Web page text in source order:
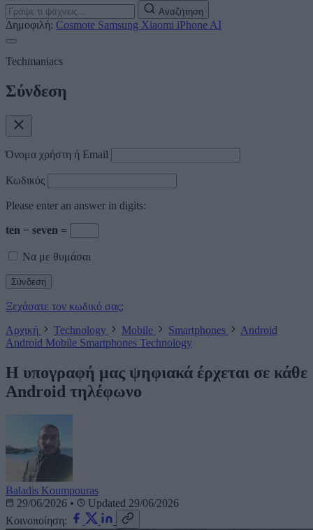
Αναζήτηση
Δημοφιλή: Cosmote Samsung Xiaomi iPhone AI
Techmaniacs
Σύνδεση
Όνομα χρήστη ή Email
Κωδικός
Please enter an answer in digits:
ten − seven =
Να με θυμάσαι
Ξεχάσατε τον κωδικό σας;
Αρχική
Technology Mobile Smartphones
Android
Android Mobile Smartphones Technology
Η υπογραφή μας ψηφιακά έρχεται σε κάθε
Android τηλέφωνο
Baladis Koumpouras
29/06/2026 •
Updated 29/06/2026
Κοινοποίηση: